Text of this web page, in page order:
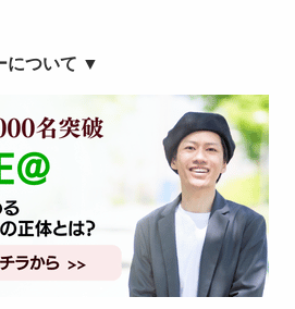
について ▼